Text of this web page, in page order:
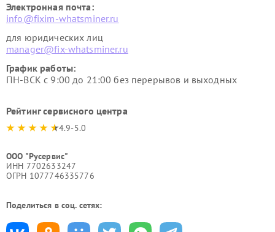
Электронная почта:
info@fixim-whatsminer.ru
для юридических лиц
manager@fix-whatsminer.ru
График работы:
ПН-ВСК с 9:00 до 21:00 без перерывов и выходных
Рейтинг сервисного центра
4.9-5.0
ООО "Русервис"
ИНН 7702633247
ОГРН 1077746335776
Поделиться в соц. сетях: